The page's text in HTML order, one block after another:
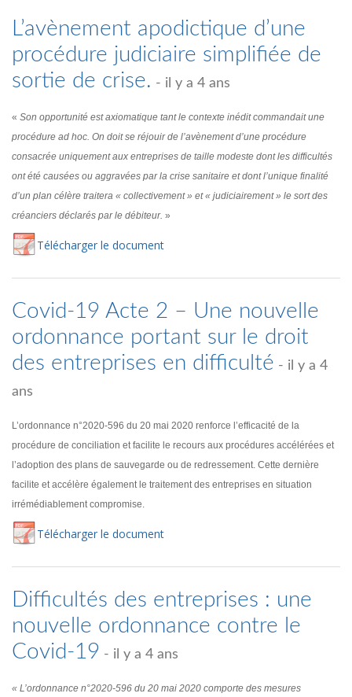
L’avènement apodictique d’une
procédure judiciaire simplifiée de
sortie de crise. - il y a 4 ans
« Son opportunité est axiomatique tant le contexte inédit commandait une
procédure ad hoc. On doit se réjouir de l’avènement d’une procédure
consacrée uniquement aux entreprises de taille modeste dont les difficultés
ont été causées ou aggravées par la crise sanitaire et dont l’unique finalité
d’un plan célère traitera « collectivement » et « judiciairement » le sort des
créanciers déclarés par le débiteur. »
Télécharger le document
Covid-19 Acte 2 – Une nouvelle
ordonnance portant sur le droit
des entreprises en difficulté - il y a 4
ans
L’ordonnance n°2020-596 du 20 mai 2020 renforce l’efficacité de la
procédure de conciliation et facilite le recours aux procédures accélérées et
l’adoption des plans de sauvegarde ou de redressement. Cette dernière
facilite et accélère également le traitement des entreprises en situation
irrémédiablement compromise.
Télécharger le document
Difficultés des entreprises : une
nouvelle ordonnance contre le
Covid-19 - il y a 4 ans
« L’ordonnance n°2020-596 du 20 mai 2020 comporte des mesures